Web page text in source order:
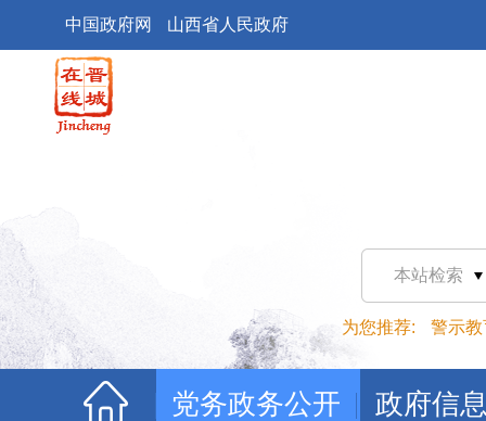
中国政府网 山西省人民政府
本站检索
为您推荐: 警示教
党务政务公开 政府信